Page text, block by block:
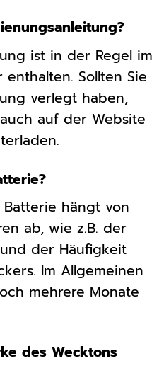
ist in der Regel im
Sollten Sie
verlegt haben,
auf der Website
hängt von
ab, wie z.B. der
der Häufigkeit
Im Allgemeinen
mehrere Monate
des Wecktons